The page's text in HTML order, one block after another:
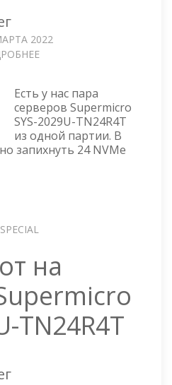
2022
БРАКОВАННЫХ
СЕРВЕРАХ
SUPERMICRO
SYS-
2029U-
Есть у нас пара
серверов Supermicro
SYS-2029U-TN24R4T
из одной партии. В
запихнуть 24 NVMe
SPECIAL
на
TN24R4T